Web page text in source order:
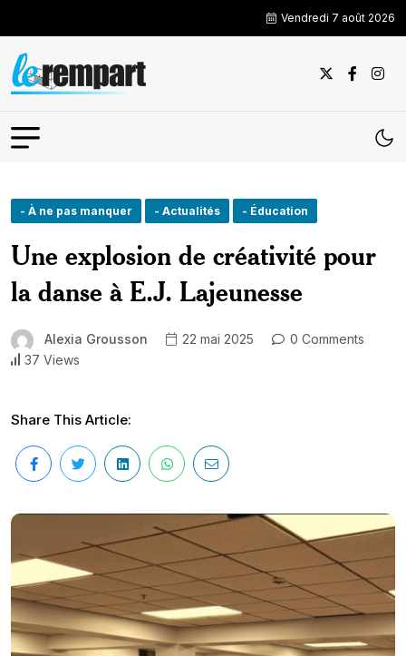
Vendredi 7 août 2026
- À ne pas manquer - Actualités - Éducation
Une explosion de créativité pour
la danse à E.J. Lajeunesse
Alexia Grousson 22 mai 2025
0 Comments
37 Views
Share This Article: